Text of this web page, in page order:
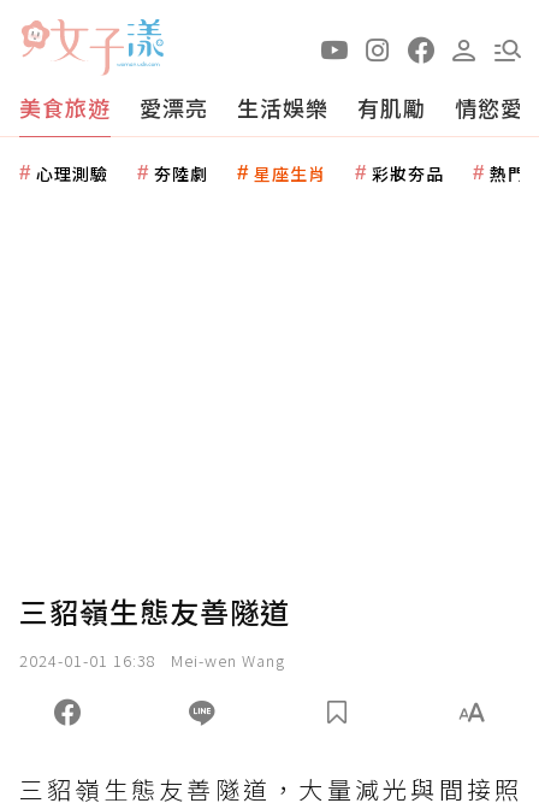
美食旅遊 愛漂亮 生活娛樂 有肌勵 情慾愛
心理測驗 夯陸劇 星座生肖 彩妝夯品 熱門
三貂嶺生態友善隧道
2024-01-01 16:38 Mei-wen Wang
三貂嶺生態友善隧道，大量減光與間接照